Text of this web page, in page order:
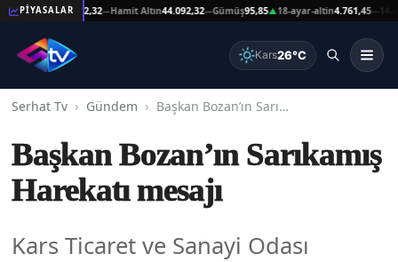
PİYASALAR
Altın44.092,32 —Hamit Altın44.092,32—Gümüş95,85▲18-ayar-altin4.761,45—14-
Kars26°C
Serhat Tv Gündem Başkan Bozan’ın Sarıkamış Harekatı mesajı
Başkan Bozan’ın Sarıkamış
Harekatı mesajı
Kars Ticaret ve Sanayi Odası